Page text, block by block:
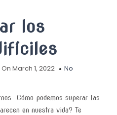
los
On March 1, 2022
No
Cómo podemos superar las
en nuestra vida? Te